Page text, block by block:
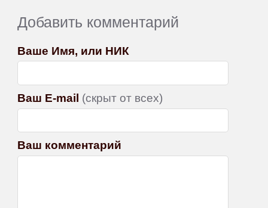
Добавить комментарий
Ваше Имя, или НИК
Ваш E-mail (скрыт от всех)
Ваш комментарий